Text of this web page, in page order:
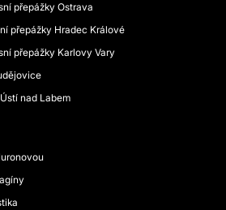
přepážky Ostrava
přepážky Hradec Králové
přepážky Karlovy Vary
nad Labem